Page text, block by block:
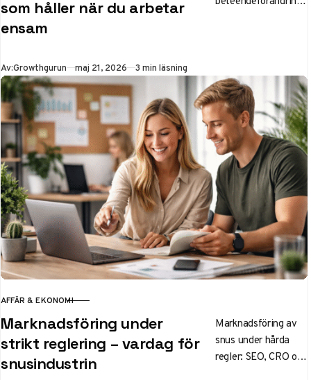
som håller när du arbetar
ensam
ensam eller
hemifrån.
Av:Growthgurun Publicerad
maj 21, 2026 3 min läsning
KATEGORI
AFFÄR & EKONOMI
Marknadsföring under
strikt reglering – vardag för
snusindustrin
Marknadsföring av
snus under hårda
regler: SEO, CRO och